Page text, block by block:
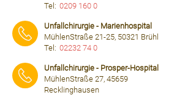
Tel: 0209 160 0
Unfallchirurgie - Marienhospital
MühlenStraße 21-25, 50321 Brühl
Tel: 02232 74 0
Unfallchirurgie - Prosper-Hospital
MühlenStraße 27, 45659
Recklinghausen